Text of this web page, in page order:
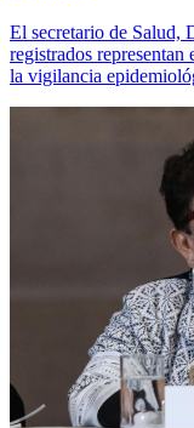
El secretario de Salud,
registrados
la vigilancia